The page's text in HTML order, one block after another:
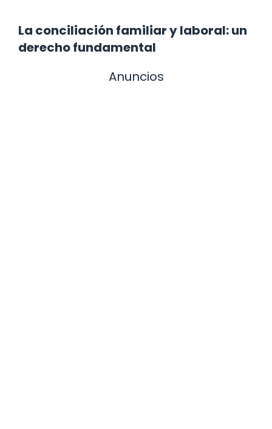
La conciliación familiar y laboral: un
derecho fundamental
Anuncios